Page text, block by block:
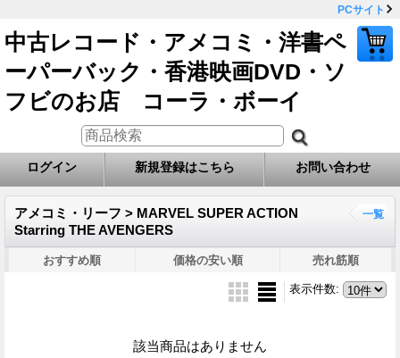
PCサイト
中古レコード・アメコミ・洋書ペ
ーパーバック・香港映画DVD・ソ
フビのお店 コーラ・ボーイ
ログイン 新規登録はこちら お問い合わせ
アメコミ・リーフ > MARVEL SUPER ACTION
Starring THE AVENGERS
一覧
おすすめ順 価格の安い順 売れ筋順
表示件数:
該当商品はありません